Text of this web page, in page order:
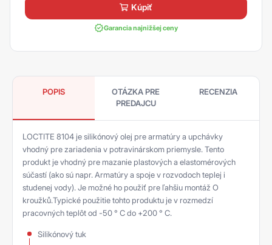
kúpiť
Garancia najnižšej ceny
POPIS
OTÁZKA PRE
PREDAJCU
RECENZIA
LOCTITE 8104 je silikónový olej pre armatúry a upchávky
vhodný pre zariadenia v potravinárskom priemysle. Tento
produkt je vhodný pre mazanie plastových a elastomérových
súčastí (ako sú napr. Armatúry a spoje v rozvodoch teplej i
studenej vody). Je možné ho použiť pre ľahšiu montáž O
kroužků.Typické použitie tohto produktu je v rozmedzí
pracovných teplôt od -50 ° C do +200 ° C.
Silikónový tuk